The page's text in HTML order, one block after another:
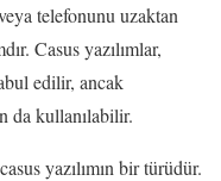
telefonunu uzaktan
Casus yazılımlar,
edilir, ancak
da kullanılabilir.
yazılımın bir türüdür.